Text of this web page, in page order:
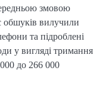
змовою
обшуків вилучили
та підроблені
у вигляді тримання
до 266 000